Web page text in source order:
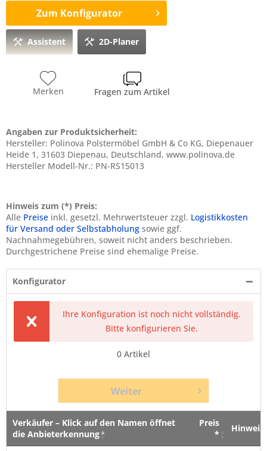
Zum Konfigurator
Assistent 2D-Planer
Merken Fragen zum Artikel
Angaben zur Produktsicherheit:
Hersteller: Polinova Polstermöbel GmbH & Co KG, Diepenauer
Heide 1, 31603 Diepenau, Deutschland, www.polinova.de
Hersteller Modell-Nr.: PN-RS15013
Hinweis zum (*) Preis:
Alle Preise inkl. gesetzl. Mehrwertsteuer zzgl. Logistikkosten
für Versand oder Selbstabholung sowie ggf.
Nachnahmegebühren, soweit nicht anders beschrieben.
Durchgestrichene Preise sind ehemalige Preise.
Konfigurator
Ihre Konfiguration ist noch nicht vollständig.
Bitte konfigurieren Sie.
0 Artikel
Weiter
Verkäufer – Klick auf den Namen öffnet
die Anbieterkennung
Preis
*
Hinweis